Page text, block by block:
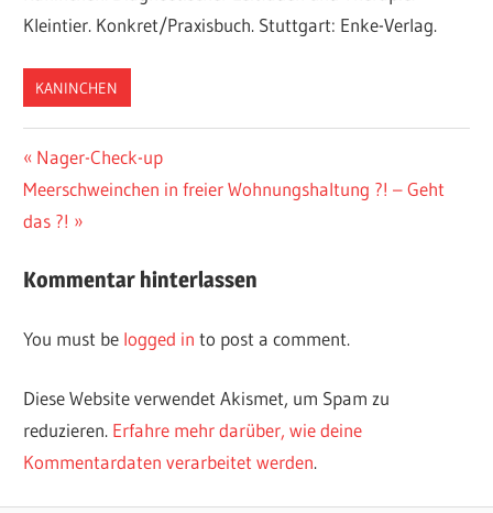
Kleintier. Konkret/Praxisbuch. Stuttgart: Enke-Verlag.
KANINCHEN
Post
navigation
Vorheriger
Beitrag:
Nager-Check-up
Nächster
Beitrag:
Meerschweinchen in freier Wohnungshaltung ?! – Geht
das ?!
Kommentar hinterlassen
You must be logged in to post a comment.
Diese Website verwendet Akismet, um Spam zu
reduzieren. Erfahre mehr darüber, wie deine
Kommentardaten verarbeitet werden.